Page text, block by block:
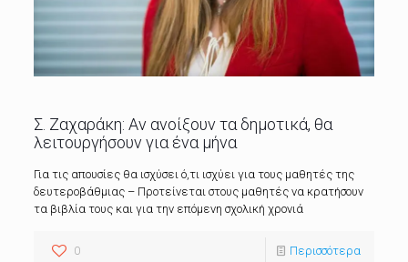
Σ. Ζαχαράκη: Αν ανοίξουν τα δημοτικά, θα
λειτουργήσουν για ένα μήνα
Για τις απουσίες θα ισχύσει ό,τι ισχύει για τους μαθητές της
δευτεροβάθμιας – Προτείνεται στους μαθητές να κρατήσουν
τα βιβλία τους και για την επόμενη σχολική χρονιά
0 Περισσότερα